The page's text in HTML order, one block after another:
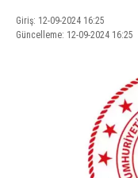
Giriş: 12-09-2024 16:25
Güncelleme: 12-09-2024 16:25